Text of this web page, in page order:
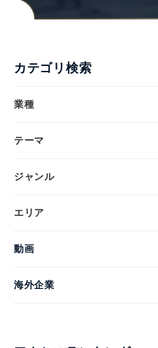
カテゴリ検索
業種
テーマ
ジャンル
エリア
動画
海外企業